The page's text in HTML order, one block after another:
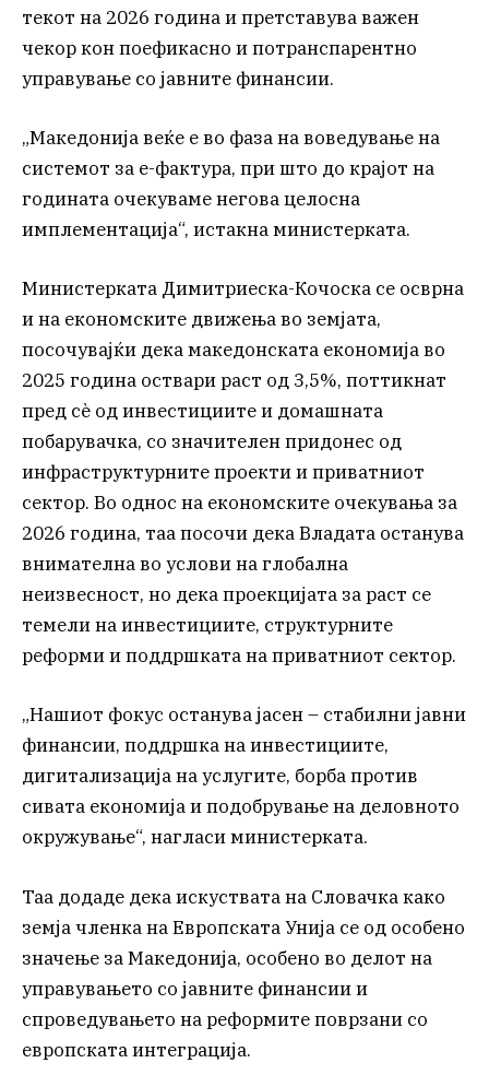
текот на 2026 година и претставува важен
чекор кон поефикасно и потранспарентно
управување со јавните финансии.
„Македонија веќе е во фаза на воведување на
системот за е-фактура, при што до крајот на
годината очекуваме негова целосна
имплементација“, истакна министерката.
Министерката Димитриеска-Кочоска се осврна
и на економските движења во земјата,
посочувајќи дека македонската економија во
2025 година оствари раст од 3,5%, поттикнат
пред сè од инвестициите и домашната
побарувачка, со значителен придонес од
инфраструктурните проекти и приватниот
сектор. Во однос на економските очекувања за
2026 година, таа посочи дека Владата останува
внимателна во услови на глобална
неизвесност, но дека проекцијата за раст се
темели на инвестициите, структурните
реформи и поддршката на приватниот сектор.
„Нашиот фокус останува јасен – стабилни јавни
финансии, поддршка на инвестициите,
дигитализација на услугите, борба против
сивата економија и подобрување на деловното
окружување“, нагласи министерката.
Таа додаде дека искуствата на Словачка како
земја членка на Европската Унија се од особено
значење за Македонија, особено во делот на
управувањето со јавните финансии и
спроведувањето на реформите поврзани со
европската интеграција.